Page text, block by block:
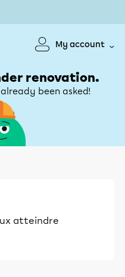
My account
renovation.
been asked!
atteindre